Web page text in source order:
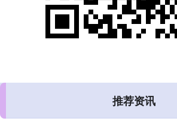
推荐资讯